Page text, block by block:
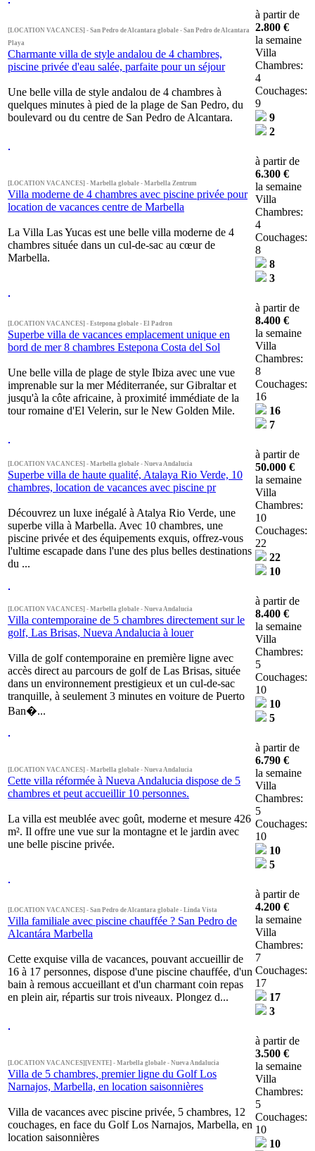
[LOCATION VACANCES] - San Pedro de Alcantara globale - San Pedro de Alcantara
Playa
Charmante villa de style andalou de 4 chambres,
piscine privée d'eau salée, parfaite pour un séjour
Une belle villa de style andalou de 4 chambres à
quelques minutes à pied de la plage de San Pedro, du
boulevard ou du centre de San Pedro de Alcantara.
à partir de
2.800 €
la semaine
Villa
Chambres:
4
Couchages:
9
9
2
[LOCATION VACANCES] - Marbella globale - Marbella Zentrum
Villa moderne de 4 chambres avec piscine privée pour
location de vacances centre de Marbella
La Villa Las Yucas est une belle villa moderne de 4
chambres située dans un cul-de-sac au cœur de
Marbella.
à partir de
6.300 €
la semaine
Villa
Chambres:
4
Couchages:
8
8
3
[LOCATION VACANCES] - Estepona globale - El Padron
Superbe villa de vacances emplacement unique en
bord de mer 8 chambres Estepona Costa del Sol
Une belle villa de plage de style Ibiza avec une vue
imprenable sur la mer Méditerranée, sur Gibraltar et
jusqu'à la côte africaine, à proximité immédiate de la
tour romaine d'El Velerin, sur le New Golden Mile.
à partir de
8.400 €
la semaine
Villa
Chambres:
8
Couchages:
16
16
7
[LOCATION VACANCES] - Marbella globale - Nueva Andalucia
Superbe villa de haute qualité, Atalaya Rio Verde, 10
chambres, location de vacances avec piscine pr
Découvrez un luxe inégalé à Atalya Rio Verde, une
superbe villa à Marbella. Avec 10 chambres, une
piscine privée et des équipements exquis, offrez-vous
l'ultime escapade dans l'une des plus belles destinations
du ...
à partir de
50.000 €
la semaine
Villa
Chambres:
10
Couchages:
22
22
10
[LOCATION VACANCES] - Marbella globale - Nueva Andalucia
Villa contemporaine de 5 chambres directement sur le
golf, Las Brisas, Nueva Andalucia à louer
Villa de golf contemporaine en première ligne avec
accès direct au parcours de golf de Las Brisas, située
dans un environnement prestigieux et un cul-de-sac
tranquille, à seulement 3 minutes en voiture de Puerto
Ban�...
à partir de
8.400 €
la semaine
Villa
Chambres:
5
Couchages:
10
10
5
[LOCATION VACANCES] - Marbella globale - Nueva Andalucia
Cette villa réformée à Nueva Andalucia dispose de 5
chambres et peut accueillir 10 personnes.
La villa est meublée avec goût, moderne et mesure 426
m². Il offre une vue sur la montagne et le jardin avec
une belle piscine privée.
à partir de
6.790 €
la semaine
Villa
Chambres:
5
Couchages:
10
10
5
[LOCATION VACANCES] - San Pedro de Alcantara globale - Linda Vista
Villa familiale avec piscine chauffée ? San Pedro de
Alcantára Marbella
Cette exquise villa de vacances, pouvant accueillir de
16 à 17 personnes, dispose d'une piscine chauffée, d'un
bain à remous accueillant et d'un charmant coin repas
en plein air, répartis sur trois niveaux. Plongez d...
à partir de
4.200 €
la semaine
Villa
Chambres:
7
Couchages:
17
17
3
[LOCATION VACANCES][VENTE] - Marbella globale - Nueva Andalucia
Villa de 5 chambres, premier ligne du Golf Los
Narnajos, Marbella, en location saisonnières
Villa de vacances avec piscine privée, 5 chambres, 12
couchages, en face du Golf Los Narnajos, Marbella, en
location saisonnières
à partir de
3.500 €
la semaine
Villa
Chambres:
5
Couchages:
10
10